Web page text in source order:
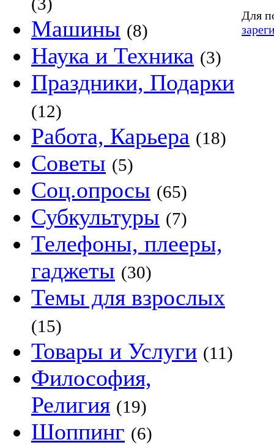
Машины (8)
Наука и Техника (3)
Праздники, Подарки
(12)
Работа, Карьера (18)
Советы (5)
Соц.опросы (65)
Субкультуры (7)
Телефоны, плееры,
гаджеты (30)
Темы для взрослых
(15)
Товары и Услуги (11)
Философия,
Религия (19)
Шоппинг (6)
Для